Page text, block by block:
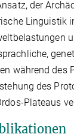
der
Linguistik
während des
des
Plateaus